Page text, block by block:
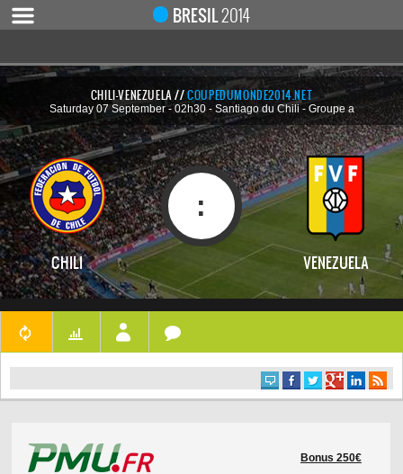
Notice : Undefined index: live [
BRESIL2014
ACCUEIL
ACTUALITÉ
COUPE DU MONDE 2019
MONDIAL 2014
CALENDRIER / RÉSULTATS
QUARTS DE FINALE
DEMI-FINALES
CLASSEMENTS
LES BUTEURS
LES 32 ÉQUIPES
LES STADES
CHILI-VENEZUELA //COUPEDUMONDE2014.NET
Saturday 07 September - 02h30 - Santiago du Chili - Groupe a
CHILI
:
VENEZUELA
Bonus 250€